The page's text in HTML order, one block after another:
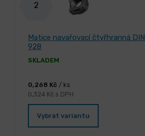
2
Matice navařovací čtyřhranná DIN
928
SKLADEM
0,268 Kč / ks
0,324 Kč s DPH
Vybrat variantu